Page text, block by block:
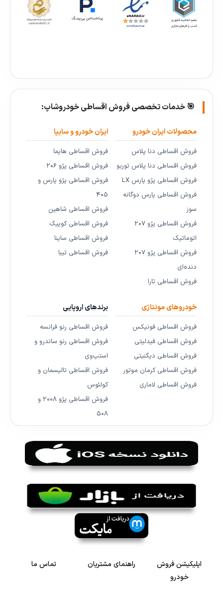
🎯 خدمات تخصصی فروش اقساطی خودروشاپ:
محصولات ایران خودرو
فروش اقساطی دنا پلاس
فروش اقساطی دنا پلاس توربو
فروش اقساطی پژو پارس LX
فروش اقساطی پارس دوگانه
سوز
فروش اقساطی پژو ۲۰۷
اتوماتیک
فروش اقساطی پژو ۲۰۷
دنده‌ای
فروش اقساطی تارا
ایران خودرو و سایپا
فروش اقساطی هایما
فروش اقساطی پژو ۲۰۶
فروش اقساطی پژو پارس و
۴۰۵
فروش اقساطی شاهین
فروش اقساطی کوییک
فروش اقساطی ساینا
فروش اقساطی تیبا
خودروهای مونتاژی
فروش اقساطی فونیکس
فروش اقساطی فیدلیتی
فروش اقساطی دیگنیتی
فروش اقساطی کرمان موتور
فروش اقساطی لاماری
برندهای اروپایی
فروش اقساطی رنو فرانسه
فروش اقساطی رنو ساندرو و
استپ‌وی
فروش اقساطی تالیسمان و
کولئوس
فروش اقساطی پژو ۲۰۰۸ و
۵۰۸
اپلیکیشن فروش
خودرو
راهنمای مشتریان تماس ما